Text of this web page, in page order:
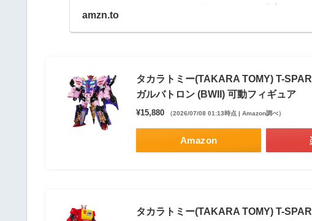
amzn.to
タカラトミー(TAKARA TOMY) T-
ガルバトロン (BWII) 可動フィギュア
¥15,880 （2026/07/08 01:13時点 | Amazon調べ）
Amazon
タカラトミー(TAKARA TOMY) T-